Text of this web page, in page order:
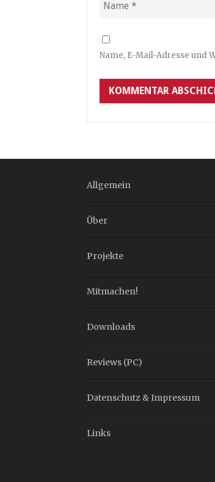
Name, E-Mail-Adresse und
Allgemein
Über
Projekte
Mitmachen!
Downloads
Reviews (PC)
Datenschutz & Impressum
Links